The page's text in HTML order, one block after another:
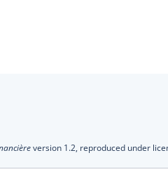
version 1.2, reproduced under